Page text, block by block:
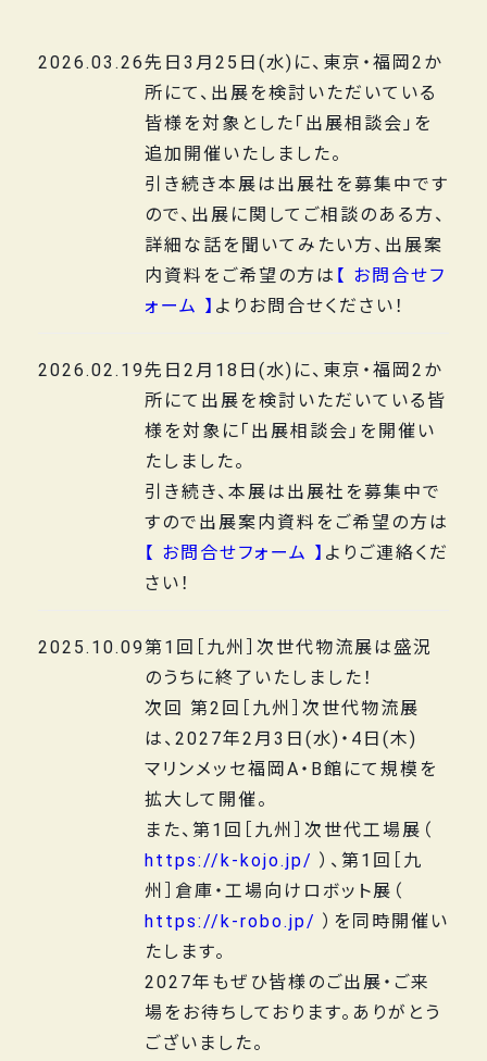
2026.03.26先日3月25日(水)に、東京・福岡2か
所にて、出展を検討いただいている
皆様を対象とした「出展相談会」を
追加開催いたしました。
引き続き本展は出展社を募集中です
ので、出展に関してご相談のある方、
詳細な話を聞いてみたい方、出展案
内資料をご希望の方は 【 お問合せフ
ォーム 】 よりお問合せください！
2026.02.19先日2月18日(水)に、東京・福岡2か
所にて出展を検討いただいている皆
様を対象に「出展相談会」を開催い
たしました。
引き続き、本展は出展社を募集中で
すので出展案内資料をご希望の方は
【 お問合せフォーム 】 よりご連絡くだ
さい！
2025.10.09第1回［九州］次世代物流展は盛況
のうちに終了いたしました！
次回 第2回［九州］次世代物流展
は、2027年2月3日(水)・4日(木)
マリンメッセ福岡A・B館にて規模を
拡大して開催。
また、第1回［九州］次世代工場展（
https://k-kojo.jp/ ）、第1回［九
州］倉庫・工場向けロボット展（
https://k-robo.jp/ ）を同時開催い
たします。
2027年もぜひ皆様のご出展・ご来
場をお待ちしております。ありがとう
ございました。